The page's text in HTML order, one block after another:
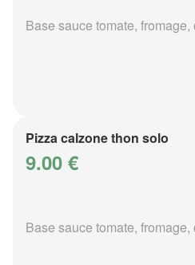
Base sauce tomate,
Pizza calzone thon solo
9.00 €
Base sauce tomate, fromage,